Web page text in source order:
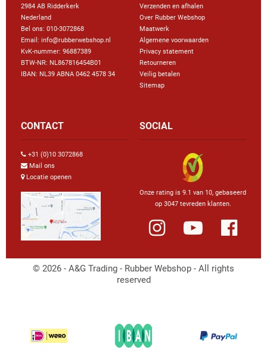
2984 AB Ridderkerk
Nederland
Bel ons: 010-3072868
Email: info@rubberwebshop.nl
KvK-nummer: 96887389
BTW-NR: NL867816454B01
IBAN: NL39 ABNA 0462 4578 34
Verzenden en afhalen
Over Rubber Webshop
Maatwerk
Algemene voorwaarden
Privacy statement
Retourneren
Veilig betalen
Sitemap
CONTACT
+31 (0)10 3072868
Mail ons
Locatie openen
SOCIAL
Onze rating is 9.1 van 10, gebaseerd
op 3047 tevreden klanten.
© 2026 - A&G Trading - Rubber Webshop - All rights
reserved